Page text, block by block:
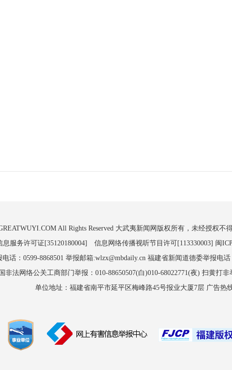
All Rights Reserved 大武夷新闻网版权所有，未经授权不
息服务许可证[35120180004] 信息网络传播视听节目许可[113330003] 闽
话：0599-8868501 举报邮箱:wlzx@mbdaily.cn 福建省新闻道德委举报电话
非法网络公关工商部门举报：010-88650507(白)010-68022771(夜) 扫黄打非
单位地址：福建省南平市延平区梅峰路45号报业大厦7层 广告热